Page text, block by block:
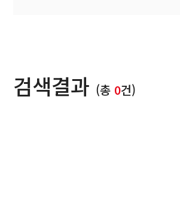
검색결과 (총 0건)